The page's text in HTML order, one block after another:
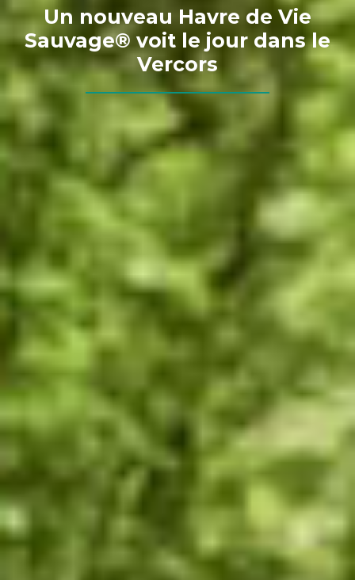
Un nouveau Havre de Vie
Sauvage® voit le jour dans le
Vercors